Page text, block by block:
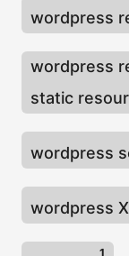
wordpress
wordpress
static
wordpress
wordpress X
1